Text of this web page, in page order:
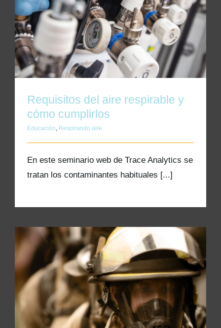
Requisitos del aire respirable y cómo
cumplirlos
Requisitos del aire respirable y
cómo cumplirlos
Educación, Respirando aire
En este seminario web de Trace Analytics se
tratan los contaminantes habituales [...]
El costo de no hacer nada: pruebas de aire
comprimido y mantenimiento preventivo